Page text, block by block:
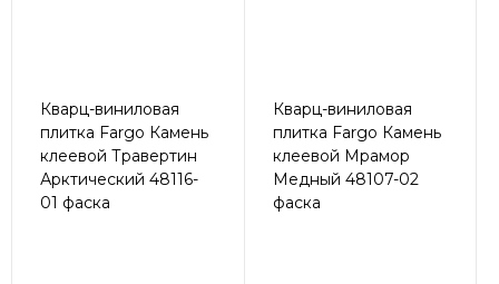
Кварц-виниловая
плитка Fargo Камень
клеевой Травертин
Арктический 48116-
01 фаска
Кварц-виниловая
плитка Fargo Камень
клеевой Мрамор
Медный 48107-02
фаска